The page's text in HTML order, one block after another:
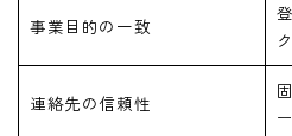
事業目的の一致
連絡先の信頼性